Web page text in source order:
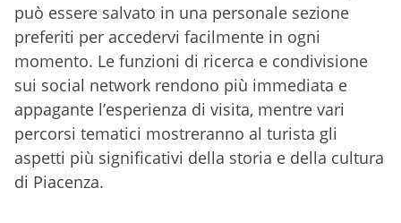
può essere salvato in una personale sezione
preferiti per accedervi facilmente in ogni
momento. Le funzioni di ricerca e condivisione
sui social network rendono più immediata e
appagante l’esperienza di visita, mentre vari
percorsi tematici mostreranno al turista gli
aspetti più significativi della storia e della cultura
di Piacenza.